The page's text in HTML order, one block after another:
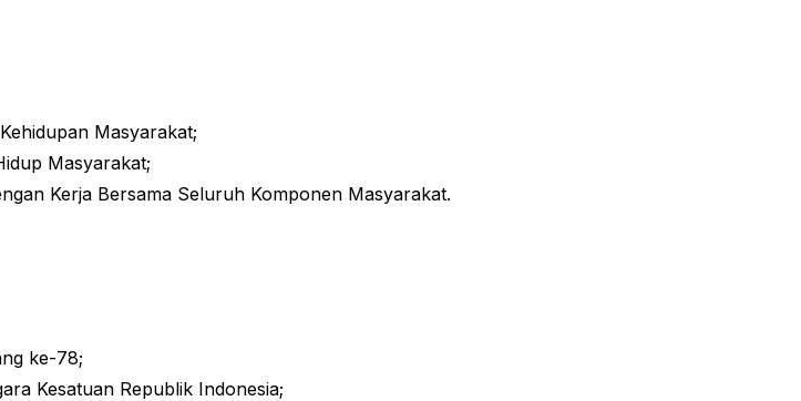
Masyarakat;
Masyarakat;
Kerja Bersama Seluruh Komponen Masyarakat.
ke-78;
Kesatuan Republik Indonesia;